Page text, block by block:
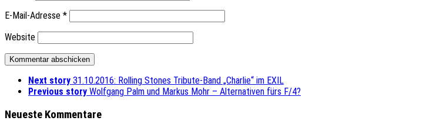
E-Mail-Adresse *
Website
Next story 31.10.2016: Rolling Stones Tribute-Band „Charlie“ im EXIL
Previous story Wolfgang Palm und Markus Mohr – Alternativen fürs F/4?
Neueste Kommentare